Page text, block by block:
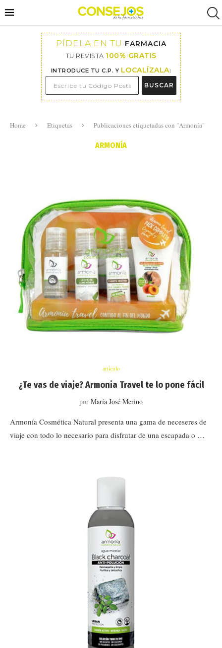
PÍDELA EN TU FARMACIA
TU REVISTA 100% GRATIS
INTRODUCE TU C.P. Y LOCALÍZALA:
BUSCAR
Home Etiquetas Publicaciones etiquetadas con "Armonía"
ARMONÍA
artículo
¿Te vas de viaje? Armonia Travel te lo pone fácil
por María José Merino
Armonía Cosmética Natural presenta una gama de neceseres de
viaje con todo lo necesario para disfrutar de una escapada o …